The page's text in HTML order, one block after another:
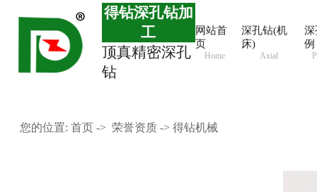
得钻深孔钻加
工
顶真精密深孔
钻
网站首
页
Home
深孔钻(机
床)
Axial
深
例
您的位置: 首页 -> 荣誉资质 -> 得钻机械